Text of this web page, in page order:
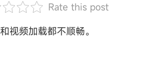
Rate this post
视频加载都不顺畅。